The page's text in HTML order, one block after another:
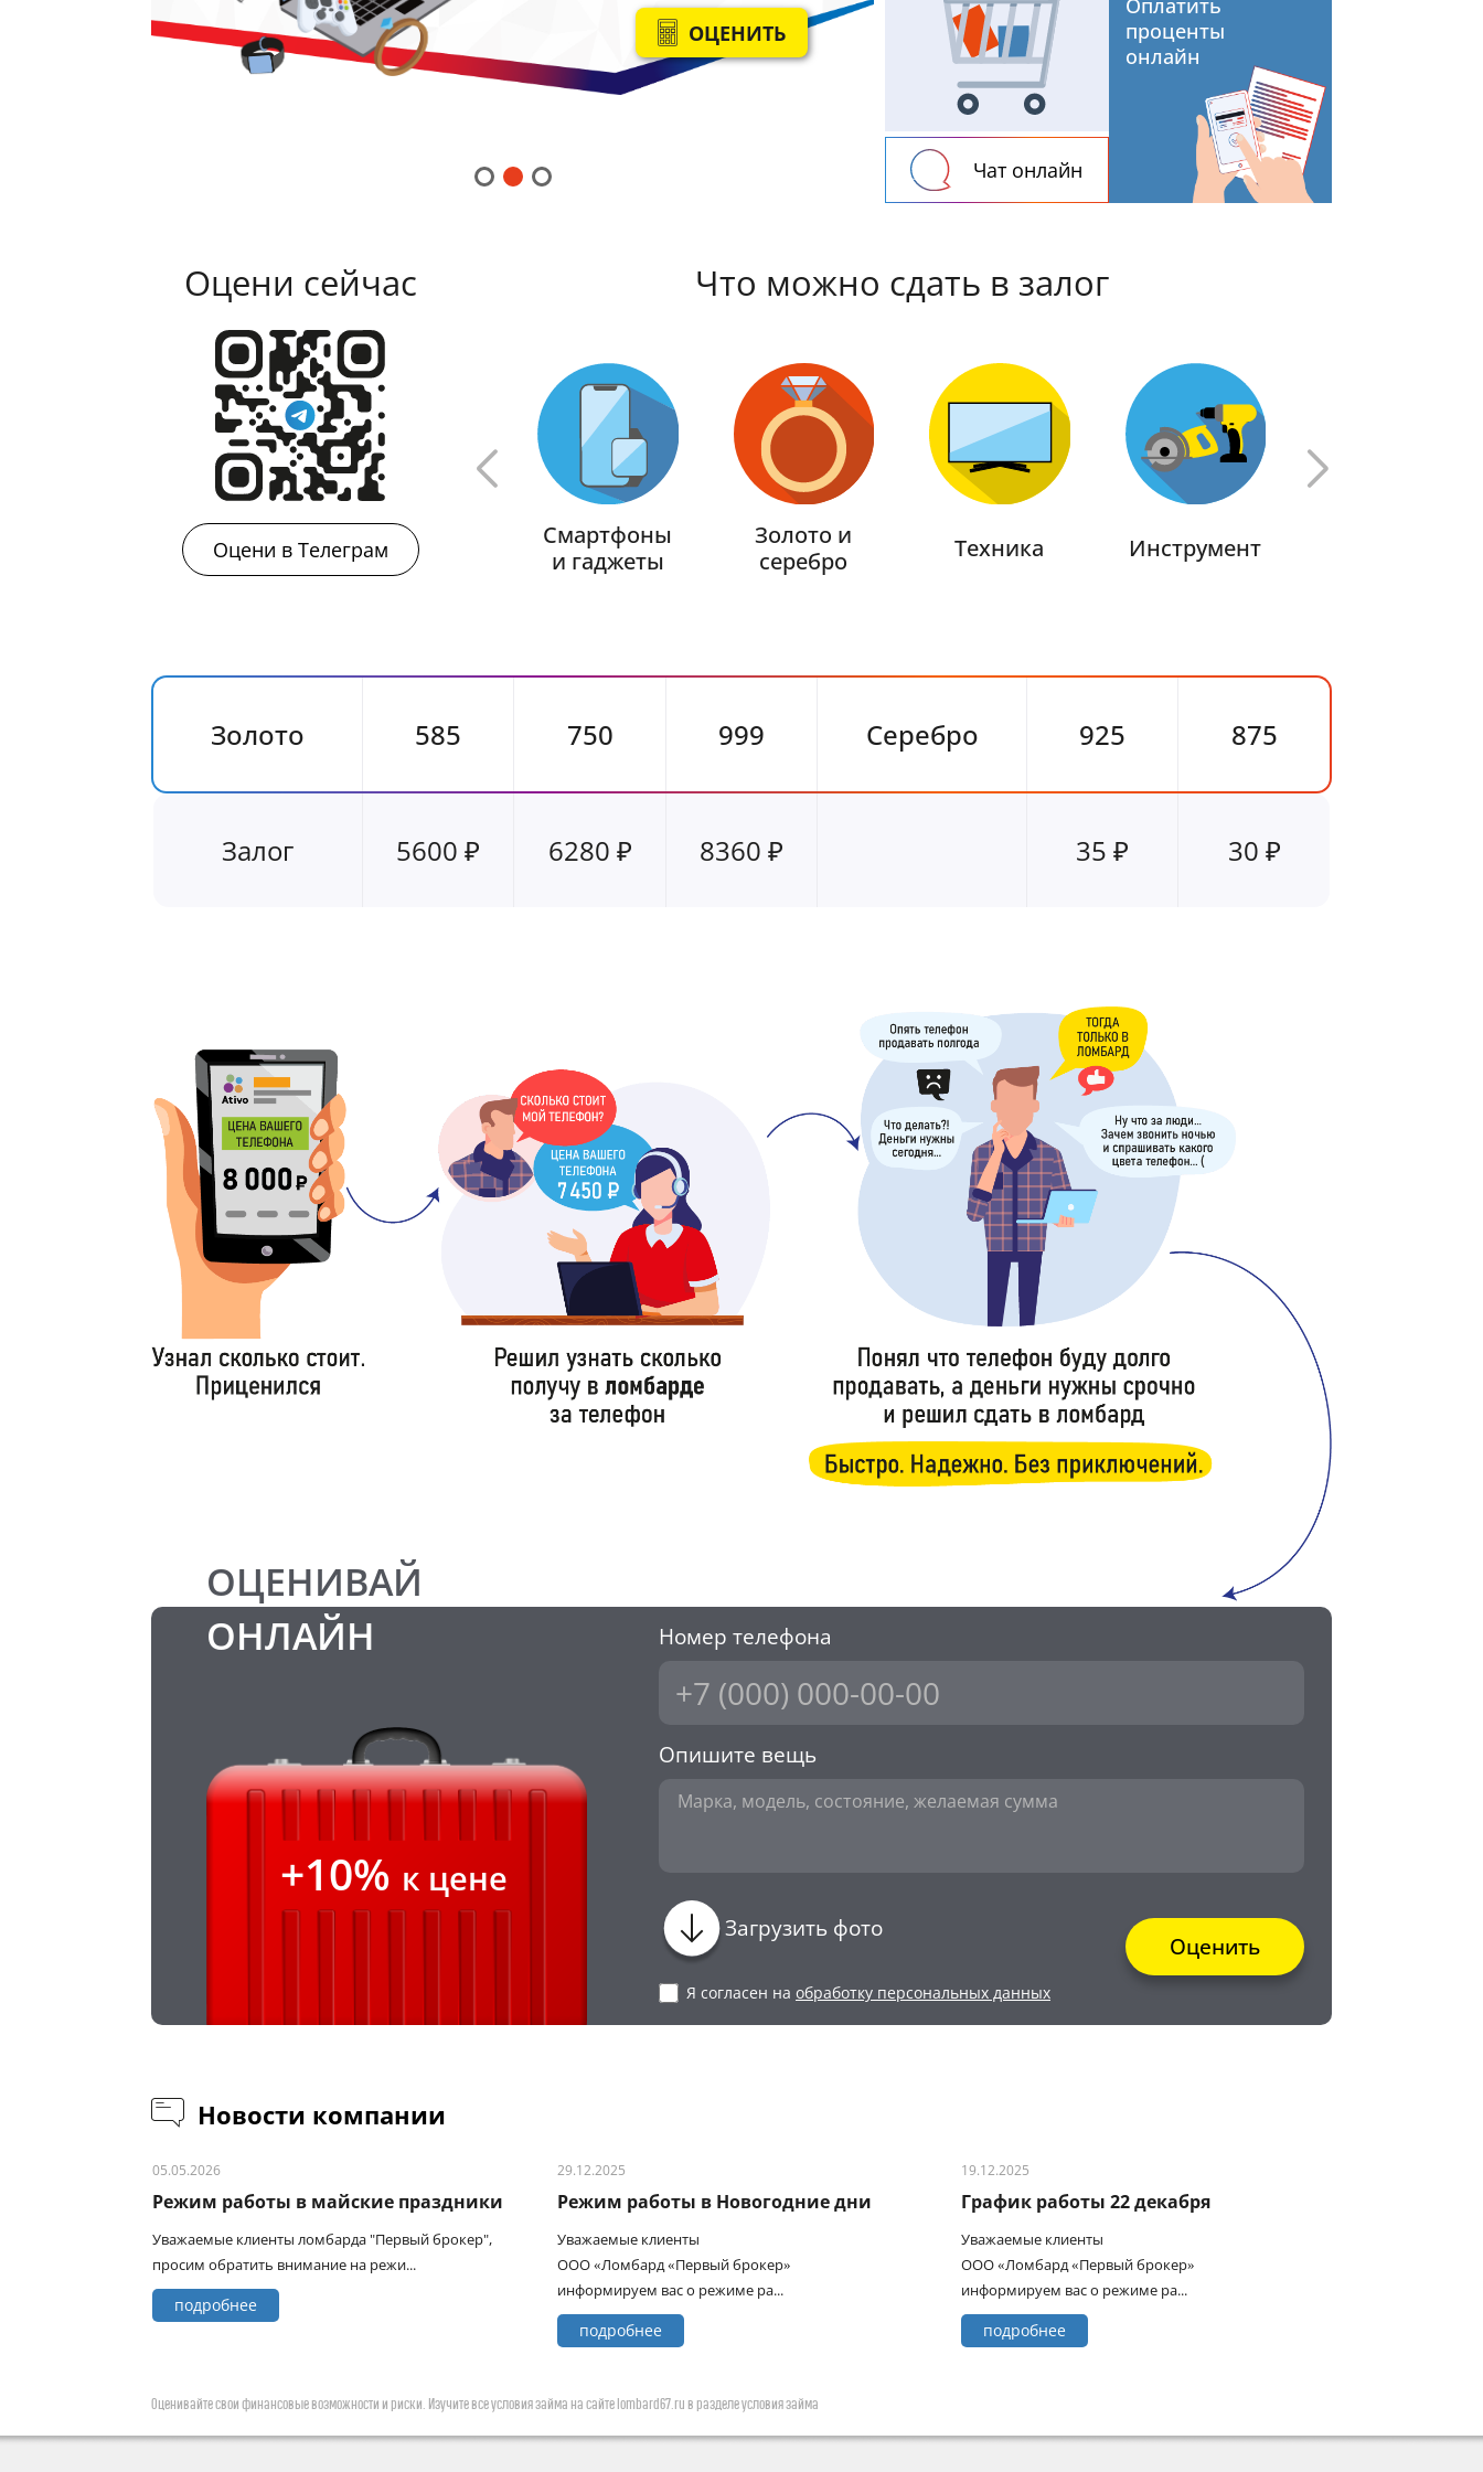
ПОЛУЧИТЬ
ОЦЕНИТЬ
Чат онлайн
Оплатить
проценты
онлайн
Оцени сейчас
Оцени в Телеграм
Что можно сдать в залог
Смартфоны
и гаджеты
Золото и
серебро
Техника Инструмент
Золото 585 750 999 Серебро 925 875
Залог 5600 ₽ 6280 ₽ 8360 ₽ 35 ₽ 30 ₽
ОЦЕНИВАЙ
ОНЛАЙН
+10% к цене
Номер телефона
Опишите вещь
Загрузить фото
Я согласен на обработку персональных данных
Оценить
Новости компании
05.05.2026
Режим работы в майские праздники
Уважаемые клиенты ломбарда "Первый брокер",
просим обратить внимание на режи...
подробнее
29.12.2025
Режим работы в Новогодние дни
Уважаемые клиенты
ООО «Ломбард «Первый брокер»
информируем вас о режиме ра...
подробнее
19.12.2025
График работы 22 декабря
Уважаемые клиенты
ООО «Ломбард «Первый брокер»
информируем вас о режиме ра...
подробнее
Оценивайте свои финансовые возможности и риски. Изучите все условия займа на сайте lombard67.ru в разделе условия займа